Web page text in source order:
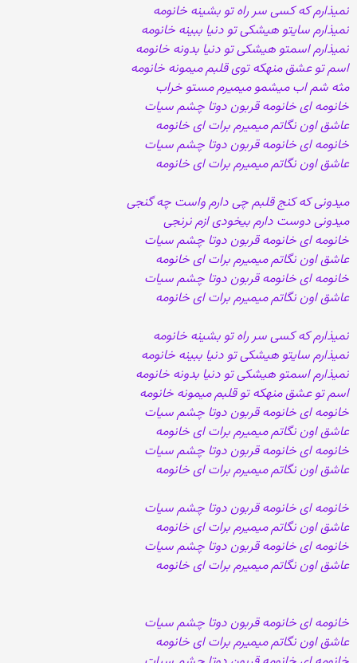
نمیذارم که کسی سر راه تو بشینه خانومه
نمیذارم سایتو هیشکی تو دنیا ببینه خانومه
نمیذارم اسمتو هیشکی تو دنیا بدونه خانومه
اسم تو عشق منهکه توی قلبم میمونه خانومه
مثه شم اب میشمو میمیرم مستو خراب
خانومه ای خانومه قربون دوتا چشم سیات
عاشق اون نگاتم میمیرم برات ای خانومه
خانومه ای خانومه قربون دوتا چشم سیات
عاشق اون نگاتم میمیرم برات ای خانومه
میدونی که کنج قلبم چی دارم واست چه گنجی
میدونی دوست دارم بیخودی ازم نرنجی
خانومه ای خانومه قربون دوتا چشم سیات
عاشق اون نگاتم میمیرم برات ای خانومه
خانومه ای خانومه قربون دوتا چشم سیات
عاشق اون نگاتم میمیرم برات ای خانومه
نمیذارم که کسی سر راه تو بشینه خانومه
نمیذارم سایتو هیشکی تو دنیا ببینه خانومه
نمیذارم اسمتو هیشکی تو دنیا بدونه خانومه
اسم تو عشق منهکه تو قلبم میمونه خانومه
خانومه ای خانومه قربون دوتا چشم سیات
عاشق اون نگاتم میمیرم برات ای خانومه
خانومه ای خانومه قربون دوتا چشم سیات
عاشق اون نگاتم میمیرم برات ای خانومه
خانومه ای خانومه قربون دوتا چشم سیات
عاشق اون نگاتم میمیرم برات ای خانومه
خانومه ای خانومه قربون دوتا چشم سیات
عاشق اون نگاتم میمیرم برات ای خانومه
خانومه ای خانومه قربون دوتا چشم سیات
عاشق اون نگاتم میمیرم برات ای خانومه